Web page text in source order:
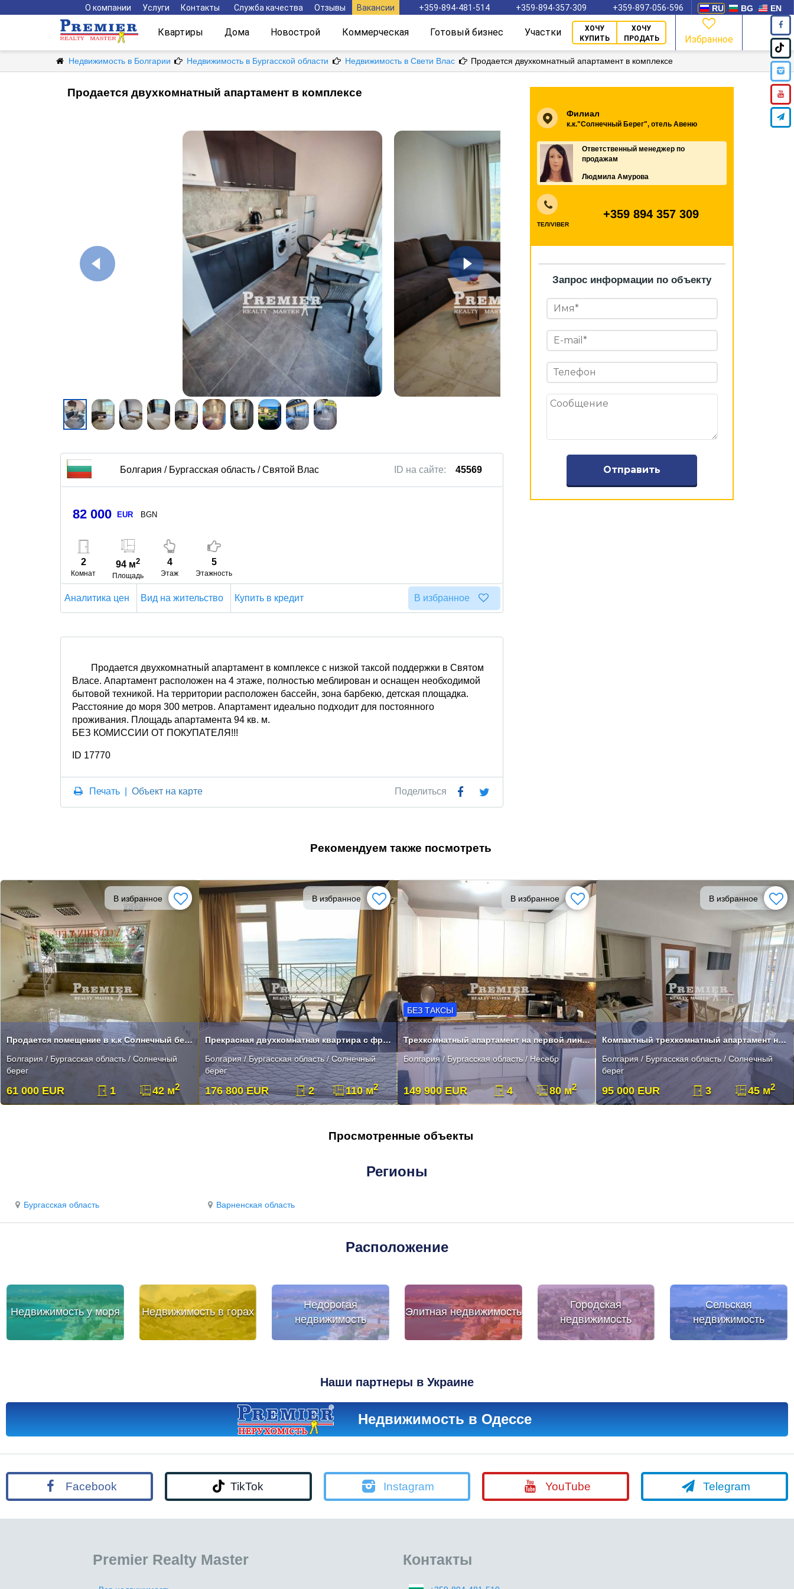
RU BG EN
О компании Услуги Контакты Служба качества Отзывы Вакансии +359-894-481-514 +359-894-357-309 +359-897-056-596
Квартиры Дома Новострой Коммерческая Готовый бизнес Участки
ХОЧУ
КУПИТЬ
ХОЧУ
ПРОДАТЬ
Избранное
Недвижимость в Болгарии Недвижимость в Бургасской области Недвижимость в Свети Влас Продается двухкомнатный апартамент в комплексе
Продается двухкомнатный апартамент в комплексе
Болгария / Бургасская область / Святой Влас 45569
ID на сайте:
82 000 EUR BGN
2
Комнат
94 м2
Площадь
4
Этаж
5
Этажность
Аналитика цен Вид на жительство Купить в кредит В избранное
Продается двухкомнатный апартамент в комплексе с низкой таксой поддержки в Святом
Власе. Апартамент расположен на 4 этаже, полностью меблирован и оснащен необходимой
бытовой техникой. На территории расположен бассейн, зона барбекю, детская площадка.
Расстояние до моря 300 метров. Апартамент идеально подходит для постоянного
проживания. Площадь апартамента 94 кв. м.
БЕЗ КОМИССИИ ОТ ПОКУПАТЕЛЯ!!!
ID 17770
Печать |Объект на карте Поделиться
Филиал
к.к."Солнечный Берег", отель Авеню
Ответственный менеджер по
продажам
Людмила Амурова
ТЕЛ/VIBER
+359 894 357 309
Запрос информации по объекту
Рекомендуем также посмотреть
В избранное
Продается помещение в к.к Солнечный берег квартал Чайка.
Болгария / Бургасская область / Солнечный
берег
61 000 EUR 1 42 м2
В избранное
Прекрасная двухкомнатная квартира с фронтальным видом на море
Болгария / Бургасская область / Солнечный
берег
176 800 EUR 2 110 м2
В избранное
БЕЗ ТАКСЫ
Трехкомнатный апартамент на первой линии в Нессебре
Болгария / Бургасская область / Несебр
149 900 EUR 4 80 м2
В избранное
Компактный трехкомнатный апартамент на Солнечном Берегу
Болгария / Бургасская область / Солнечный
берег
95 000 EUR 3 45 м2
Просмотренные объекты
Регионы
Бургасская область Варненская область
Расположение
Недвижимость у моря Недвижимость в горах
Недорогая
недвижимость
Элитная недвижимость
Городская
недвижимость
Сельская
недвижимость
Наши партнеры в Украине
Недвижимость в Одессе
Facebook TikTok Instagram YouTube Telegram
Premier Realty Master Контакты